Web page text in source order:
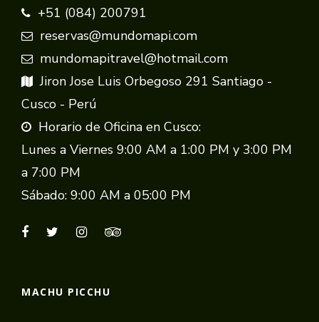
+51 (084) 200791
reservas@mundomapi.com
mundomapitravel@hotmail.com
Jiron Jose Luis Orbegoso 291 Santiago -
Cusco - Perú
Horario de Oficina en Cusco:
Lunes a Viernes 9:00 AM a 1:00 PM y 3:00 PM
a 7:00 PM
Sábado: 9:00 AM a 05:00 PM
MACHU PICCHU